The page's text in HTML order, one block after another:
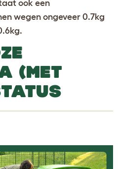
ook een
wegen ongeveer 0.7kg
(MET